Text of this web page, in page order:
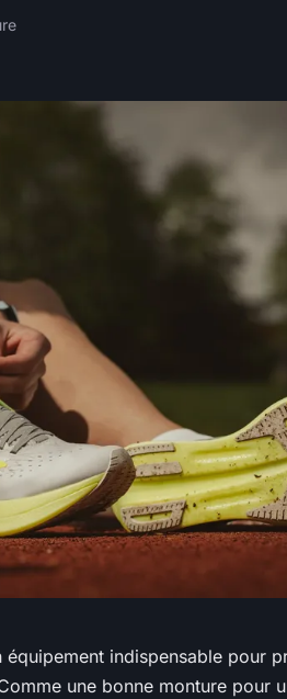
équipement indispensable pour
une bonne monture pour